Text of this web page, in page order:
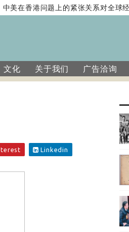
美在香港问题上的紧张关系对全球经
文化 关于我们 广告洽询
Linkedin